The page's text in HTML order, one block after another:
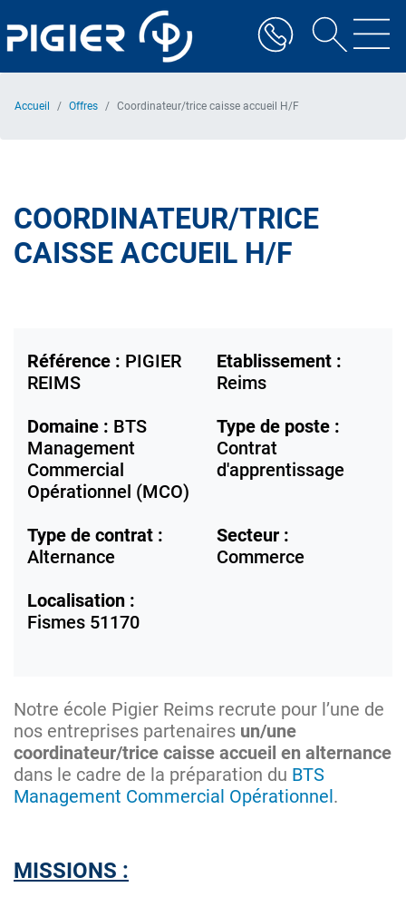
au
contenu
Accueil Offres Coordinateur/trice caisse accueil H/F
COORDINATEUR/TRICE
CAISSE ACCUEIL H/F
Référence : PIGIER
REIMS
Etablissement :
Reims
Domaine : BTS
Management
Commercial
Opérationnel (MCO)
Type de poste :
Contrat
d'apprentissage
Type de contrat :
Alternance
Secteur :
Commerce
Localisation :
Fismes 51170
Notre école Pigier Reims recrute pour l’une de
nos entreprises partenaires un/une
coordinateur/trice caisse accueil en alternance
dans le cadre de la préparation du BTS
Management Commercial Opérationnel.
MISSIONS :